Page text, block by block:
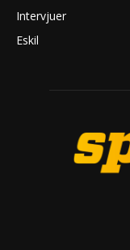
Intervjuer
Eskil